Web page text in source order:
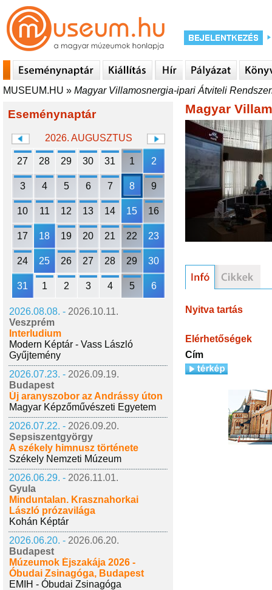
MUSEUM.HU » Magyar Villamosnergia-ipari Átviteli
Eseménynaptár
2026. AUGUSZTUS
27 28 29 30 31 1 2
3 4 5 6 7 8 9
10 11 12 13 14 15 16
17 18 19 20 21 22 23
24 25 26 27 28 29 30
31 1 2 3 4 5 6
2026.08.08. - 2026.10.11.
Veszprém
Interludium
Modern Képtár - Vass László
Gyűjtemény
2026.07.23. - 2026.09.19.
Budapest
Új aranyszobor az Andrássy úton
Magyar Képzőművészeti Egyetem
2026.07.22. - 2026.09.20.
Sepsiszentgyörgy
A székely himnusz története
Székely Nemzeti Múzeum
2026.06.29. - 2026.11.01.
Gyula
Minduntalan. Krasznahorkai
László prózavilága
Kohán Képtár
2026.06.20. - 2026.06.20.
Budapest
Múzeumok Éjszakája 2026 -
Óbudai Zsinagóga, Budapest
EMIH - Óbudai Zsinagóga
Magyar
Nyitva tartás
Elérhetőségek
Cím